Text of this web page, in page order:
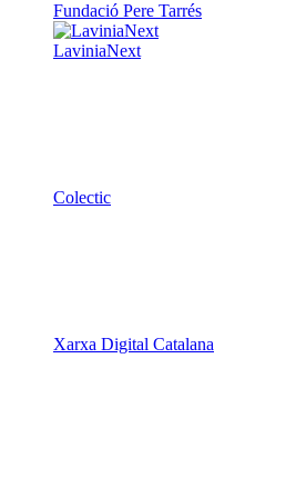
Fundació Pere Tarrés
LaviniaNext
Colectic
Xarxa Digital Catalana